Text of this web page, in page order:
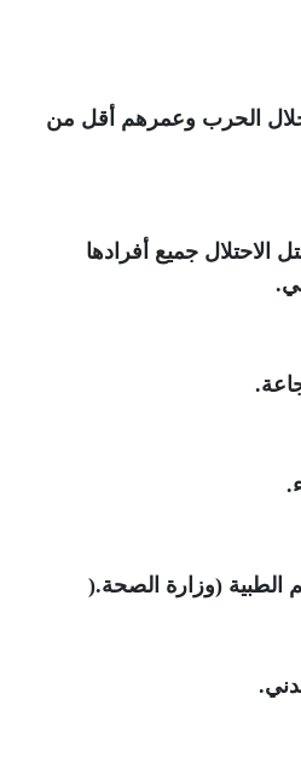
الحرب وعمرهم أقل من
الاحتلال جميع أفرادها
.
.
.
الطبية (وزارة الصحة).
.